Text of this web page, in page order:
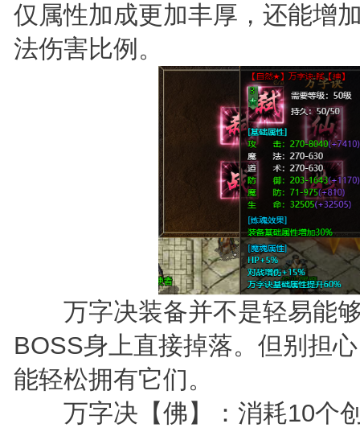
仅属性加成更加丰厚，还能增
法伤害比例。
万字决装备并不是轻易能够
BOSS身上直接掉落。但别担
能轻松拥有它们。
万字决【佛】：消耗10个创